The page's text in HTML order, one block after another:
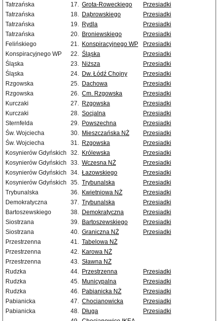
Tatrzańska
17. Grota-Roweckiego
Przesiadki
Tatrzańska
18. Dąbrowskiego
Przesiadki
Tatrzańska
19. Rydla
Przesiadki
Tatrzańska
20. Broniewskiego
Przesiadki
Felińskiego
21. Konspiracyjnego WP
Przesiadki
Konspiracyjnego WP
22. Śląska
Przesiadki
Śląska
23. Niższa
Przesiadki
Śląska
24. Dw. Łódź Chojny
Przesiadki
Rzgowska
25. Dachowa
Przesiadki
Rzgowska
26. Cm. Rzgowska
Przesiadki
Kurczaki
27. Rzgowska
Przesiadki
Kurczaki
28. Socjalna
Przesiadki
Sternfelda
29. Powszechna
Przesiadki
Św. Wojciecha
30. Mieszczańska NŻ
Przesiadki
Św. Wojciecha
31. Rzgowska
Przesiadki
Kosynierów Gdyńskich
32. Królewska
Przesiadki
Kosynierów Gdyńskich
33. Wczesna NŻ
Przesiadki
Kosynierów Gdyńskich
34. Łazowskiego
Przesiadki
Kosynierów Gdyńskich
35. Trybunalska
Przesiadki
Trybunalska
36. Kwietniowa NŻ
Przesiadki
Demokratyczna
37. Trybunalska
Przesiadki
Bartoszewskiego
38. Demokratyczna
Przesiadki
Siostrzana
39. Bartoszewskiego
Przesiadki
Siostrzana
40. Graniczna NŻ
Przesiadki
Przestrzenna
41. Tabelowa NŻ
Przestrzenna
42. Karowa NŻ
Przestrzenna
43. Sławna NŻ
Rudzka
44. Przestrzenna
Przesiadki
Rudzka
45. Municypalna
Przesiadki
Rudzka
46. Pabianicka NŻ
Przesiadki
Pabianicka
47. Chocianowicka
Przesiadki
Pabianicka
48. Długa
Przesiadki